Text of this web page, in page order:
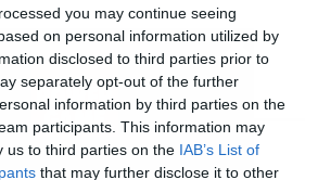
you may continue seeing
on personal information utilized by
disclosed to third parties prior to
separately opt-out of the further
information by third parties on the
participants. This information may
us to third parties on the IAB’s List of
that may further disclose it to other
ΔΗΜΟΦΙΛΗ